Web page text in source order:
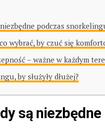
podczas
wybrać, by czuć się
– ważne w każdym
by służyły dłużej?
są